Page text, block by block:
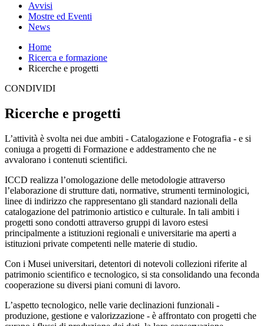
Avvisi
Mostre ed Eventi
News
Home
Ricerca e formazione
Ricerche e progetti
CONDIVIDI
Ricerche e progetti
L’attività è svolta nei due ambiti - Catalogazione e Fotografia - e si
coniuga a progetti di Formazione e addestramento che ne
avvalorano i contenuti scientifici.
ICCD realizza l’omologazione delle metodologie attraverso
l’elaborazione di strutture dati, normative, strumenti terminologici,
linee di indirizzo che rappresentano gli standard nazionali della
catalogazione del patrimonio artistico e culturale. In tali ambiti i
progetti sono condotti attraverso gruppi di lavoro estesi
principalmente a istituzioni regionali e universitarie ma aperti a
istituzioni private competenti nelle materie di studio.
Con i Musei universitari, detentori di notevoli collezioni riferite al
patrimonio scientifico e tecnologico, si sta consolidando una feconda
cooperazione su diversi piani comuni di lavoro.
L’aspetto tecnologico, nelle varie declinazioni funzionali -
produzione, gestione e valorizzazione - è affrontato con progetti che